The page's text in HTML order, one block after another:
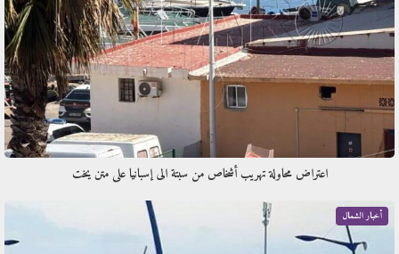
اعتراض محاولة تهريب أشخاص من سبتة الى إسبانيا على متن يخت
أخبار الشمال